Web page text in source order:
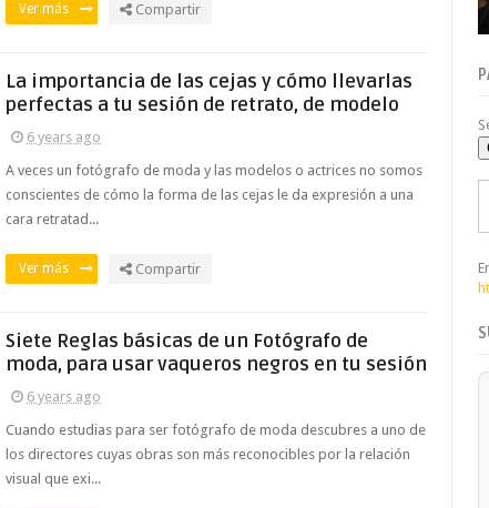
Ver más Compartir
La importancia de las cejas y cómo llevarlas
perfectas a tu sesión de retrato, de modelo
6 years ago
A veces un fotógrafo de moda y las modelos o actrices no somos
conscientes de cómo la forma de las cejas le da expresión a una
cara retratad...
Ver más Compartir
Siete Reglas básicas de un Fotógrafo de
moda, para usar vaqueros negros en tu sesión
6 years ago
Cuando estudias para ser fotógrafo de moda descubres a uno de
los directores cuyas obras son más reconocibles por la relación
visual que exi...